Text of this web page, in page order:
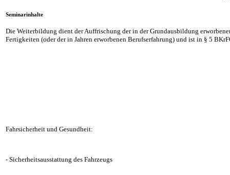
Seminarinhalte
Die Weiterbildung dient der Auffrischung der in der Grundausbildung
Fertigkeiten (oder der in Jahren erworbenen Berufserfahrung) und ist in § 5
Fahrsicherheit und Gesundheit:
- Sicherheitsausstattung des Fahrzeugs